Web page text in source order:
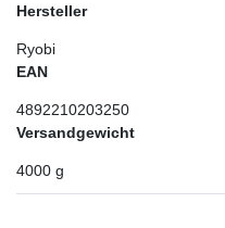
Hersteller
Ryobi
EAN
4892210203250
Versandgewicht
4000 g